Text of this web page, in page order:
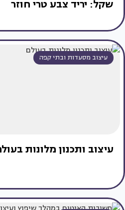
שקל: יריד צבע טרי חוזר
עיצוב מסעדות ובתי קפה
עיצוב ותכנון מלונות